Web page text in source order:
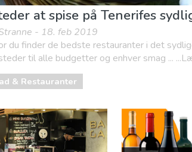
at spise på Tenerifes
- 18. feb 2019
du finder de bedste restauranter i det
til alle budgetter og enhver smag ...
& Restauranter